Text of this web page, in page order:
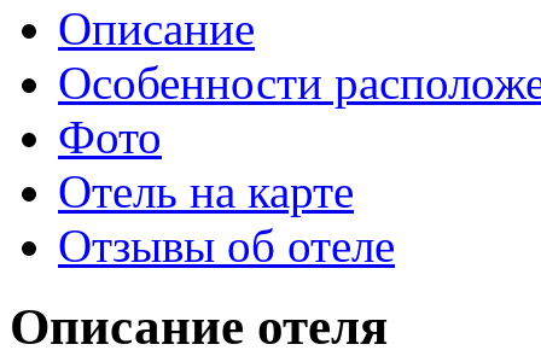
Описание
Особенности
Фото
Отель на карте
Отзывы об отеле
Описание отеля